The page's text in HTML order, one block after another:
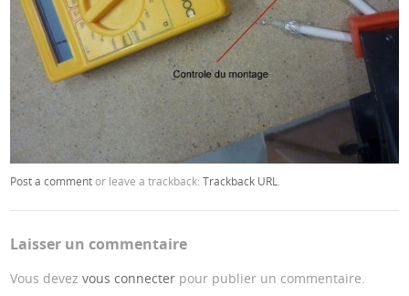
Post a commentor leave a trackback:Trackback URL
Laisser un commentaire
Vous devezvous connecter pour publier un commentaire.